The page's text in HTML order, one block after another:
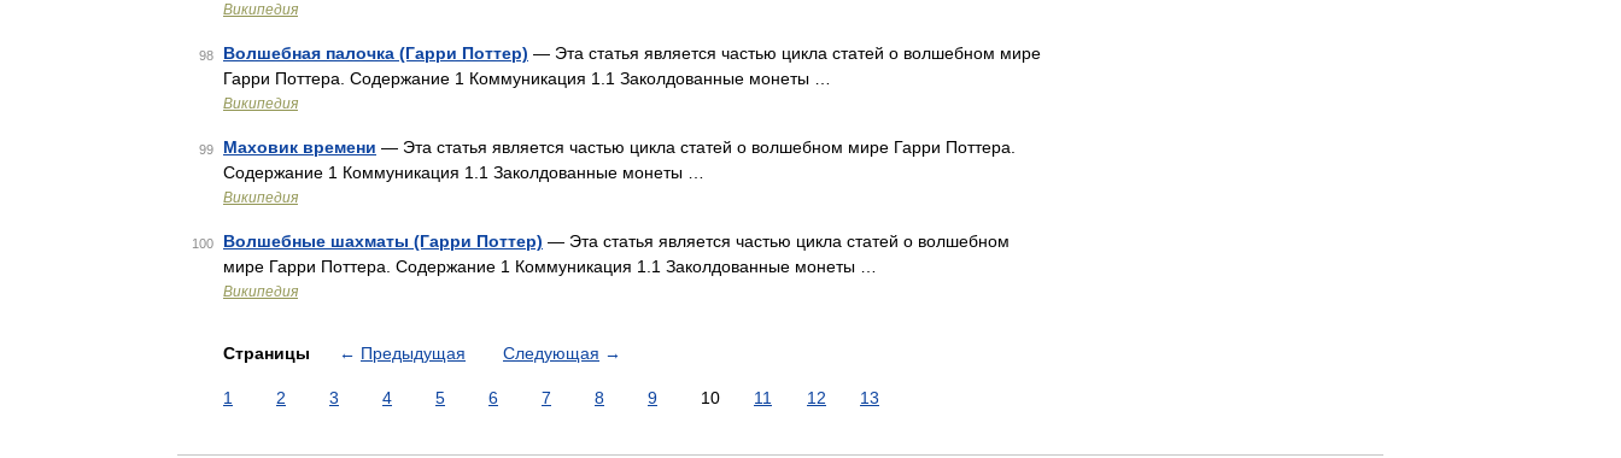
Википедия
98 Волшебная палочка (Гарри Поттер) — Эта статья является частью цикла статей о волшебном мире
Гарри Поттера. Содержание 1 Коммуникация 1.1 Заколдованные монеты …
Википедия
99 Маховик времени — Эта статья является частью цикла статей о волшебном мире Гарри Поттера.
Содержание 1 Коммуникация 1.1 Заколдованные монеты …
Википедия
100 Волшебные шахматы (Гарри Поттер) — Эта статья является частью цикла статей о волшебном
мире Гарри Поттера. Содержание 1 Коммуникация 1.1 Заколдованные монеты …
Википедия
Страницы ← Предыдущая Следующая →
1 2 3 4 5 6 7 8 9 10 11 12 13